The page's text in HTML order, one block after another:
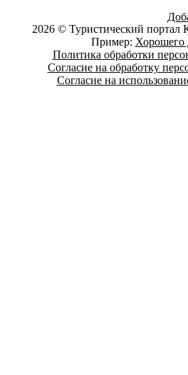
2026 © Туристический портал
Пример: Хорошего
Политика обработки
Согласие на обработку
Согласие на